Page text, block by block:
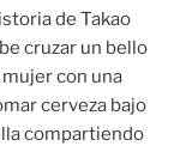
de Takao
cruzar un bello
con una
cerveza bajo
compartiendo